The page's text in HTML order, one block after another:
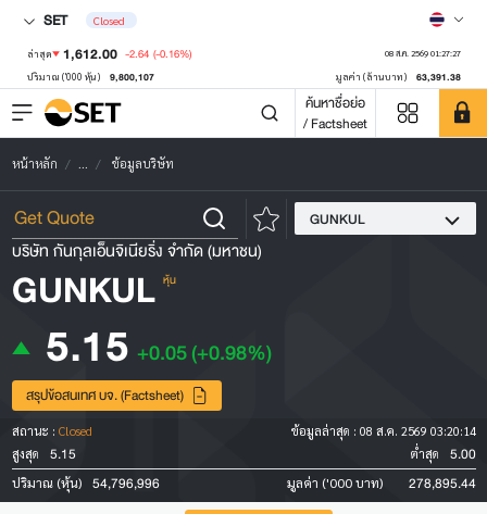
SET Closed
ล่าสุด 1,612.00 -2.64 (-0.16%) 08 ส.ค. 2569 01:27:27
ปริมาณ ('000 หุ้น) 9,800,107 มูลค่า (ล้านบาท) 63,391.38
ค้นหาชื่อย่อ
/ Factsheet
หน้าหลัก ... ข้อมูลบริษัท
GUNKUL
บริษัท กันกุลเอ็นจิเนียริ่ง จำกัด (มหาชน)
GUNKUL หุ้น
5.15 +0.05(+0.98%)
สรุปข้อสนเทศ บจ. (Factsheet)
สถานะ : Closed ข้อมูลล่าสุด : 08 ส.ค. 2569 03:20:14
สูงสุด
5.15 ต่ำสุด 5.00
ปริมาณ (หุ้น) 54,796,996 มูลค่า ('000 บาท) 278,895.44